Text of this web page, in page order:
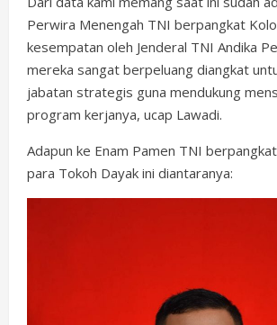
Perwira Menengah TNI berpangkat
kesempatan oleh Jenderal TNI Andika
mereka sangat berpeluang diangkat
jabatan strategis guna mendukung
program kerjanya, ucap Lawadi.
Adapun ke Enam Pamen TNI
para Tokoh Dayak ini diantaranya: